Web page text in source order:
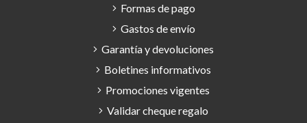
Formas de pago
Gastos de envío
Garantía y devoluciones
Boletines informativos
Promociones vigentes
Validar cheque regalo